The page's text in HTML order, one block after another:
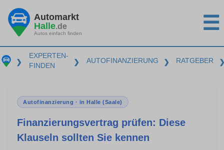
Automarkt
Halle.de
Autos einfach finden ☰
❯
EXPERTEN-
FINDEN
❯ AUTOFINANZIERUNG ❯ RATGEBER
Autofinanzierung · in Halle (Saale)
Finanzierungsvertrag prüfen: Diese
Klauseln sollten Sie kennen